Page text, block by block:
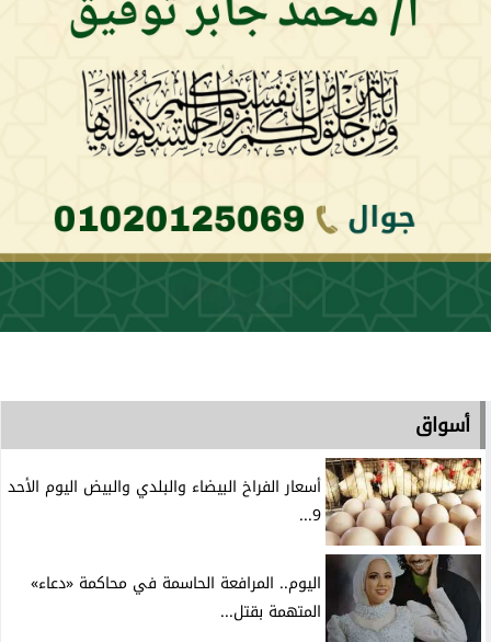
أسواق
أسعار الفراخ البيضاء والبلدي والبيض اليوم الأحد
9...
اليوم.. المرافعة الحاسمة في محاكمة «دعاء»
المتهمة بقتل...